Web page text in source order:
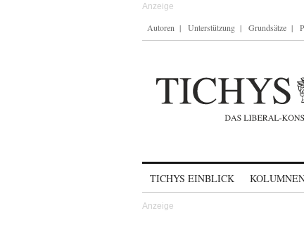
Autoren Unterstützung Grundsätze
TICHYS EINBLICK